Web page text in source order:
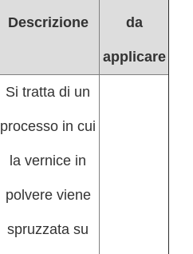
Descrizione da
applicare
Si tratta di un
processo in cui
la vernice in
polvere viene
spruzzata su